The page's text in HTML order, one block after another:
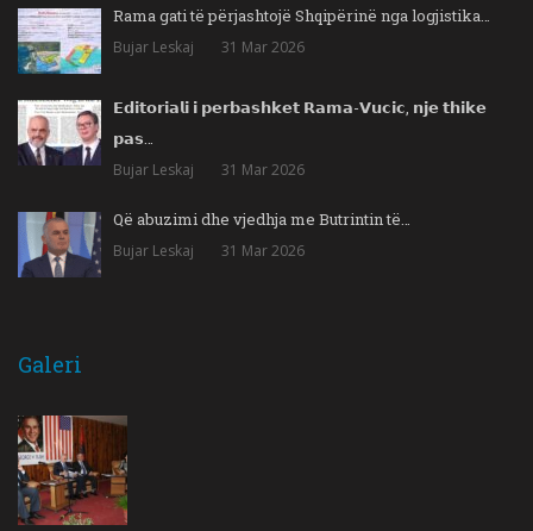
Rama gati të përjashtojë Shqipërinë nga logjistika…
Bujar Leskaj 31 Mar 2026
𝗘𝗱𝗶𝘁𝗼𝗿𝗶𝗮𝗹𝗶 𝗶 𝗽𝗲𝗿𝗯𝗮𝘀𝗵𝗸𝗲𝘁 𝗥𝗮𝗺𝗮-𝗩𝘂𝗰𝗶𝗰, 𝗻𝗷𝗲 𝘁𝗵𝗶𝗸𝗲
𝗽𝗮𝘀…
Bujar Leskaj 31 Mar 2026
Që abuzimi dhe vjedhja me Butrintin të…
Bujar Leskaj 31 Mar 2026
Galeri